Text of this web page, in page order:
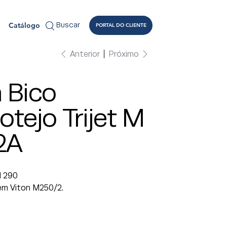
Catálogo Buscar PORTAL DO CLIENTE
Anterior Próximo
Bico
Trijet M
290
Viton M250/2.